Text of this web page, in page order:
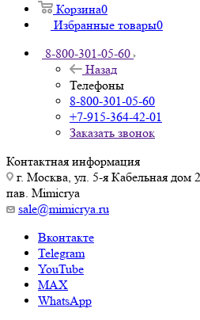
Корзина0
Избранные товары0
8-800-301-05-60
Назад
Телефоны
8-800-301-05-60
+7-915-364-42-01
Заказать звонок
Контактная информация
г. Москва, ул. 5-я Кабельная
пав. Mimicrya
sale@mimicrya.ru
Вконтакте
Telegram
YouTube
MAX
WhatsApp